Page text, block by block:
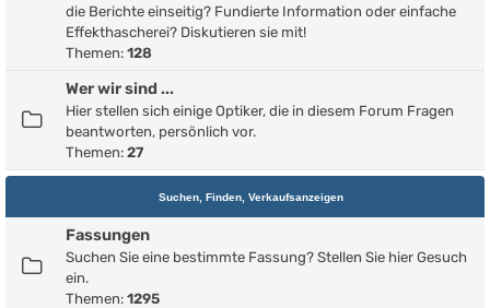
die Berichte einseitig? Fundierte Information oder einfache
Effekthascherei? Diskutieren sie mit!
Themen: 128
Wer wir sind ...
Hier stellen sich einige Optiker, die in diesem Forum Fragen
beantworten, persönlich vor.
Themen: 27
Suchen, Finden, Verkaufsanzeigen
Fassungen
Suchen Sie eine bestimmte Fassung? Stellen Sie hier Gesuch
ein.
Themen: 1295